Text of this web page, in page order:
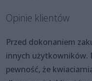
Opinie klientów
Przed dokonaniem
innych użytkowników.
pewność, że